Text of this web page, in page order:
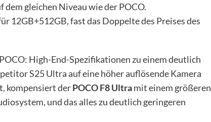
dem gleichen Niveau wie der POCO.
12GB+512GB, fast das Doppelte des Preises des
High-End-Spezifikationen zu einem deutlich
S25 Ultra auf eine höher auflösende Kamera
kompensiert derPOCO F8 Ultramit einem größeren
und das alles zu deutlich geringeren